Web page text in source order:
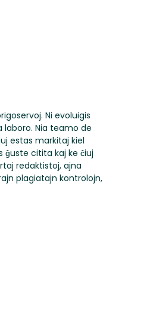
Ni evoluigis
laboro. Nia teamo de
estas markitaj kiel
ĝuste citita kaj ke ĉiuj
redaktistoj, ajna
plagiatajn kontrolojn,